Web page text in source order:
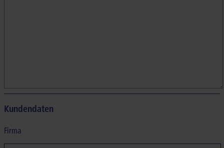
Kundendaten
Firma